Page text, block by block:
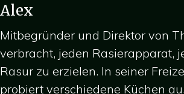
Alex
Mitbegründer und Direktor von
verbracht, jeden Rasierapparat,
Rasur zu erzielen. In seiner
probiert verschiedene Küchen